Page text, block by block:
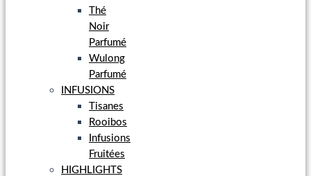
Thé
Noir
Parfumé
Wulong
Parfumé
INFUSIONS
Tisanes
Rooibos
Infusions
Fruitées
HIGHLIGHTS